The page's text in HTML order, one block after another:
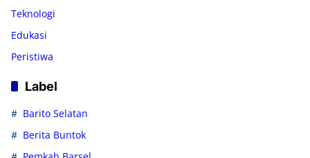
Teknologi
Edukasi
Peristiwa
Label
Barito Selatan
Berita Buntok